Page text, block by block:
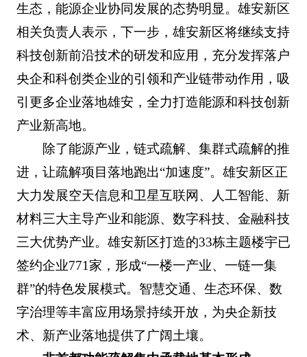
生态，能源企业协同发展的态势明显。雄安新区
相关负责人表示，下一步，雄安新区将继续支持
科技创新前沿技术的研发和应用，充分发挥落户
央企和科创类企业的引领和产业链带动作用，吸
引更多企业落地雄安，全力打造能源和科技创新
产业新高地。
除了能源产业，链式疏解、集群式疏解的推
进，让疏解项目落地跑出“加速度”。雄安新区正
大力发展空天信息和卫星互联网、人工智能、新
材料三大主导产业和能源、数字科技、金融科技
三大优势产业。雄安新区打造的33栋主题楼宇已
签约企业771家，形成“一楼一产业、一链一集
群”的特色发展模式。智慧交通、生态环保、数
字治理等丰富应用场景持续开放，为央企新技
术、新产业落地提供了广阔土壤。